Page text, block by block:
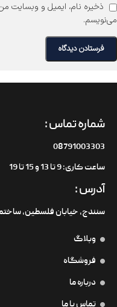
ذخیره نام، ایمیل و وبسایت
می‌نویسم.
شماره تماس :
08791003303
ساعت کاری: 9 تا 13 و 15 تا 19
آدرس :
سنندج، خیابان فلسطین،‌
وبلاگ
فروشگاه
درباره ما